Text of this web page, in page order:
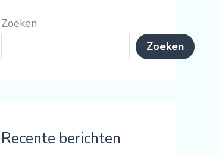
Zoeken
Zoeken
Recente berichten